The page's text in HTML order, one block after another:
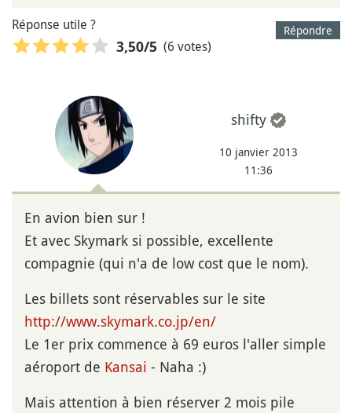
Répondre
Réponse utile ?
3,50/5 (6 votes)
shifty
10 janvier 2013
11:36
En avion bien sur !
Et avec Skymark si possible, excellente
compagnie (qui n'a de low cost que le nom).
Les billets sont réservables sur le site
http://www.skymark.co.jp/en/
Le 1er prix commence à 69 euros l'aller simple
aéroport de Kansai - Naha :)
Mais attention à bien réserver 2 mois pile